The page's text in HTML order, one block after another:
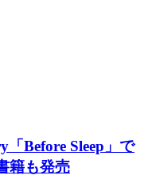
Before Sleep」で
籍も発売